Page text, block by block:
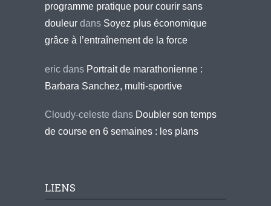
programme pratique pour courir sans
douleur dans Soyez plus économique
grâce à l’entraînement de la force
eric dans Portrait de marathonienne :
Barbara Sanchez, multi-sportive
Cloudy-celeste dans Doubler son temps
de course en 6 semaines : les plans
LIENS